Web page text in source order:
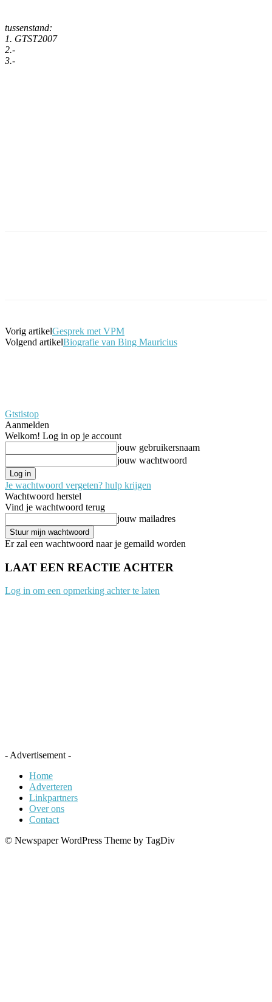
tussenstand:
1. GTST2007
2.-
3.-
Vorig artikelGesprek met VPM
Volgend artikelBiografie van Bing Mauricius
Gtstistop
Aanmelden
Welkom! Log in op je account
jouw gebruikersnaam
jouw wachtwoord
Je wachtwoord vergeten? hulp krijgen
Wachtwoord herstel
Vind je wachtwoord terug
jouw mailadres
Er zal een wachtwoord naar je gemaild worden
LAAT EEN REACTIE ACHTER
Log in om een opmerking achter te laten
- Advertisement -
Home
Adverteren
Linkpartners
Over ons
Contact
© Newspaper WordPress Theme by TagDiv